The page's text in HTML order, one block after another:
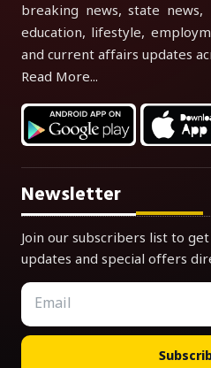
breaking news, state news,
education, lifestyle,
and current affairs updates
Read More...
Newsletter
Join our subscribers list to
updates and special offers